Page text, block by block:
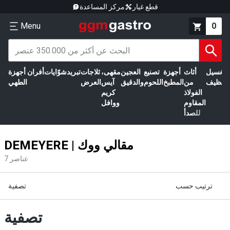
مركز المساعدة قطع غيار
Menu 0
أجهزة
الطهي
أفران شوّاياتتبريدثلاجات
العرض
مقهى،
آيس
كريم
ووافل
العجين
والدقيق
تصنيع
اللحوم
أجهزة
المطبخ
أثاث
من
الفولاذ
المقاوم
للصدأ
الغسيل
DEMEYERE | مقالي ووك
7 عناصر
تصفية ترتيب حسب
تصفية